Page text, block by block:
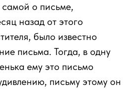
самой о письме,
назад от этого
было известно
письма. Тогда, в одну
ему это письмо
письму этому он